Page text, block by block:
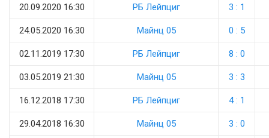
20.09.2020 16:30 РБ Лейпциг 3 : 1
24.05.2020 16:30 Майнц 05 0 : 5
02.11.2019 17:30 РБ Лейпциг 8 : 0
03.05.2019 21:30 Майнц 05 3 : 3
16.12.2018 17:30 РБ Лейпциг 4 : 1
29.04.2018 16:30 Майнц 05 3 : 0